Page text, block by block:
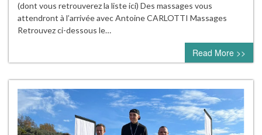
(dont vous retrouverez la liste ici) Des massages vous
attendront à l’arrivée avec Antoine CARLOTTI Massages
Retrouvez ci-dessous le…
Read More >>